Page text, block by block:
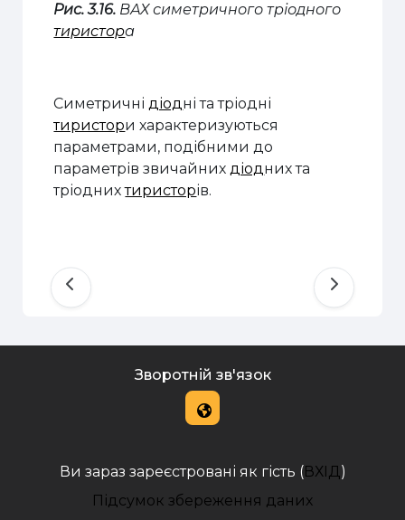
Рис. 3.16. ВАХ симетричного тріодного
тиристора
Симетричнідіодні та тріодні
тиристори характеризуються
параметрами, подібними до
параметрів звичайнихдіодних та
тріоднихтиристорів.
Зворотній зв'язок
Ви зараз зареєстровані як гість (ВХІД)
Підсумок збереження даних